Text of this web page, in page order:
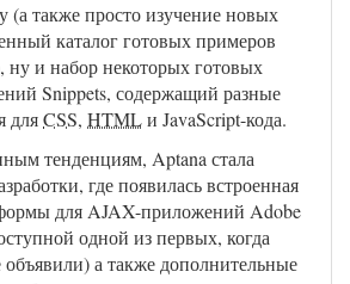
(а также просто изучение новых
каталог готовых примеров
ну и набор некоторых готовых
Snippets, содержащий разные
дляCSS, HTMLи JavaScript-кода.
тенденциям, Aptana стала
где появилась встроенная
для AJAX-приложений Adobe
одной из первых, когда
объявили) а также дополнительные